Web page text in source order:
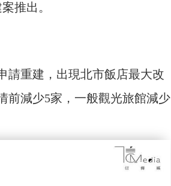
推出。
請重建，出現北市飯店最大改
前減少5家，一般觀光旅館減少